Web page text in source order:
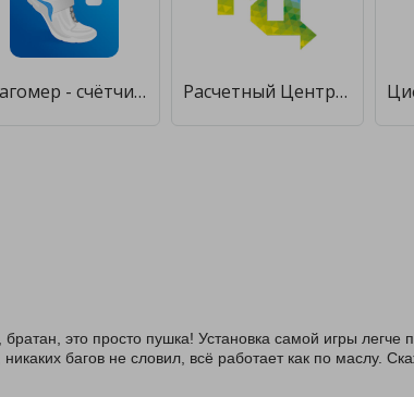
Шагомер - счётчик шагов и калорий для здоровья [Полная версия] Расчетный Центр [Полная версия]
это просто пушка! Установка самой игры легче
багов не словил, всё работает как по маслу.